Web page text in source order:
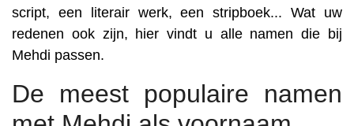
script, een literair werk, een stripboek... Wat uw
redenen ook zijn, hier vindt u alle namen die bij
Mehdi passen.
De meest populaire namen